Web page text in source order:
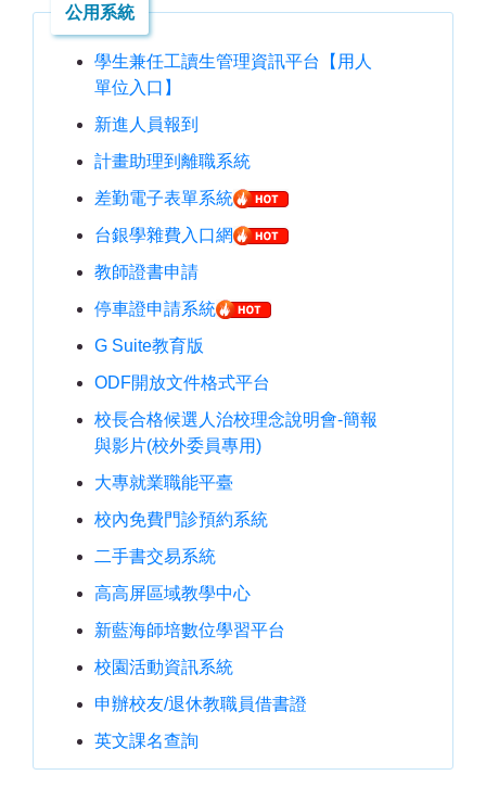
公用系統
學生兼任工讀生管理資訊平台【用人
單位入口】
新進人員報到
計畫助理到離職系統
差勤電子表單系統
台銀學雜費入口網
教師證書申請
停車證申請系統
G Suite教育版
ODF開放文件格式平台
校長合格候選人治校理念說明會-簡報
與影片(校外委員專用)
大專就業職能平臺
校內免費門診預約系統
二手書交易系統
高高屏區域教學中心
新藍海師培數位學習平台
校園活動資訊系統
申辦校友/退休教職員借書證
英文課名查詢